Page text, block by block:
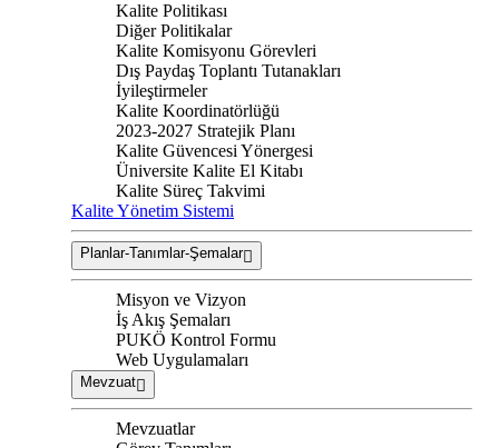
Kalite Politikası
Diğer Politikalar
Kalite Komisyonu Görevleri
Dış Paydaş Toplantı Tutanakları
İyileştirmeler
Kalite Koordinatörlüğü
2023-2027 Stratejik Planı
Kalite Güvencesi Yönergesi
Üniversite Kalite El Kitabı
Kalite Süreç Takvimi
Kalite Yönetim Sistemi
Planlar-Tanımlar-Şemalar
Misyon ve Vizyon
İş Akış Şemaları
PUKÖ Kontrol Formu
Web Uygulamaları
Mevzuat
Mevzuatlar